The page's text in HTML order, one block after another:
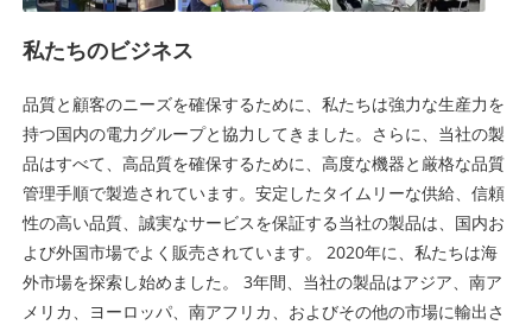
私たちのビジネス
品質と顧客のニーズを確保するために、私たちは強力な生産力を
持つ国内の電力グループと協力してきました。さらに、当社の製
品はすべて、高品質を確保するために、高度な機器と厳格な品質
管理手順で製造されています。安定したタイムリーな供給、信頼
性の高い品質、誠実なサービスを保証する当社の製品は、国内お
よび外国市場でよく販売されています。 2020年に、私たちは海
外市場を探索し始めました。 3年間、当社の製品はアジア、南ア
メリカ、ヨーロッパ、南アフリカ、およびその他の市場に輸出さ